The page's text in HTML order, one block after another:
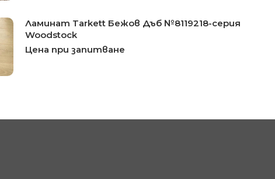
Ламинат Tarkett Бежов Дъб №8119218-серия
Woodstock
Цена при запитване